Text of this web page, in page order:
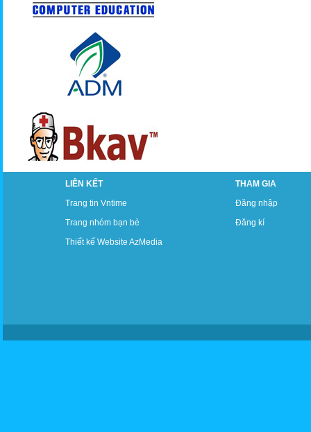
LIÊN KẾT
Trang tin Vntime
Trang nhóm bạn bè
Thiết kế Website AzMedia
THAM GIA
Đăng nhập
Đăng kí